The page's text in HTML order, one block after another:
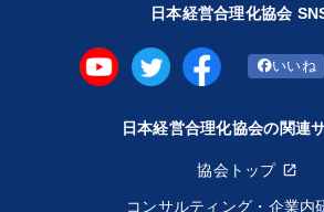
日本経営合理化協会
いいね
日本経営合理化協会の関連
協会トップ
コンサルティング・企業内